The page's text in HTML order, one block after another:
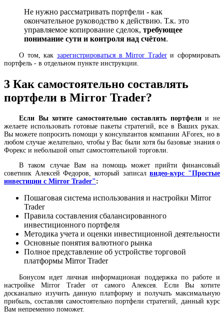
Не нужно рассматривать портфели - как
окончательное руководство к действию. Т.к. это
управляемое копирование сделок, требующее
понимание сути и контроля над счётом.
О том, как зарегистрироваться в Mirror Traderи сформировать
портфель - в отдельном пункте инструкции.
3 Как самостоятельно составлять
портфели в Mirror Trader?
Если Вы хотите самостоятельно составлять портфелии не
желаете использовать готовые пакеты стратегий, все в Ваших руках.
Вы можете попросить помощи у консультантов компании AForex, но в
любом случае желательно, чтобы у Вас были хотя бы базовые знания о
Форекс и небольшой опыт самостоятельной торговли.
В таком случае Вам на помощь может прийти финансовый
советник Алексей Федоров, который записалвидео-курс "Простые
инвестиции с Mirror Trader":
Пошаговая система использования и настройки Mirror
Trader
Правила составления сбалансированного
инвестиционного портфеля
Методика учета и оценки инвестиционной деятельности
Основные понятия валютного рынка
Полное представление об устройстве торговой
платформы Mirror Trader
Бонусом идет личная информационая поддержка по работе и
настройке Mirror Trader от самого Алексея. Если Вы хотите
досканально изучить данную платформу и получать максимальную
прибыль, составляя самостоятельно портфели стратегий, данный курс
Вам непременно поможет.